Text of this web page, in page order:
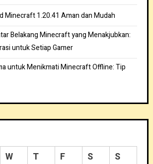
Minecraft 1.20.41 Aman dan Mudah
Belakang Minecraft yang Menakjubkan:
untuk Setiap Gamer
untuk Menikmati Minecraft Offline: Tip
W T F S
S